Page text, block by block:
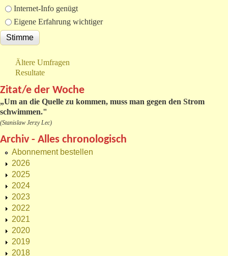
Internet-Info genügt
Eigene Erfahrung wichtiger
Ältere Umfragen
Resultate
Zitat/e der Woche
„Um an die Quelle zu kommen, muss man gegen den Strom
schwimmen."
(Stanislaw Jerzy Lec)
Archiv - Alles chronologisch
Abonnement bestellen
2026
2025
2024
2023
2022
2021
2020
2019
2018